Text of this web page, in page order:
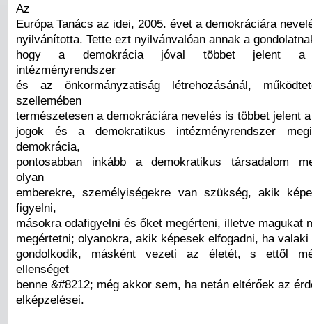
Az
Európa Tanács az idei, 2005. évet a demokráciára
nyilvánította. Tette ezt nyilvánvalóan annak a
hogy a demokrácia jóval többet jelent a
intézményrendszer
és az önkormányzatiság létrehozásánál,
szellemében
természetesen a demokráciára nevelés is többet jelent
jogok és a demokratikus intézményrendszer
demokrácia,
pontosabban inkább a demokratikus társadalom
olyan
emberekre, személyiségekre van szükség, akik
figyelni,
másokra odafigyelni és őket megérteni, illetve magukat
megértetni; olyanokra, akik képesek elfogadni, ha
gondolkodik, másként vezeti az életét, s ettől
ellenséget
benne &#8212; még akkor sem, ha netán eltérőek az
elképzelései.